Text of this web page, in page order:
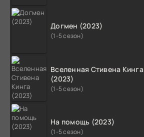
Догмен (2023)
(1-5 сезон)
Вселенная Стивена Кинга
(2023)
(1-5 сезон)
На помощь (2023)
(1-5 сезон)